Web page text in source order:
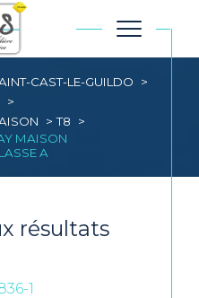
CAST-LE-GUILDO
T8
MAISON
A
résultats
1